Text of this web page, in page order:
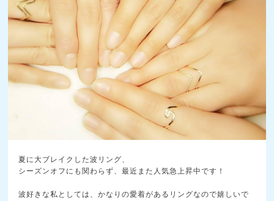
夏に大ブレイクした波リング、
シーズンオフにも関わらず、最近また人気急上昇中です！
波好きな私としては、かなりの愛着があるリングなので嬉しいで